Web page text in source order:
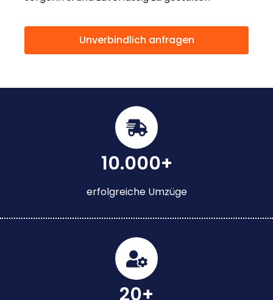
Unverbindlich anfragen
10.000+
erfolgreiche Umzüge
20+